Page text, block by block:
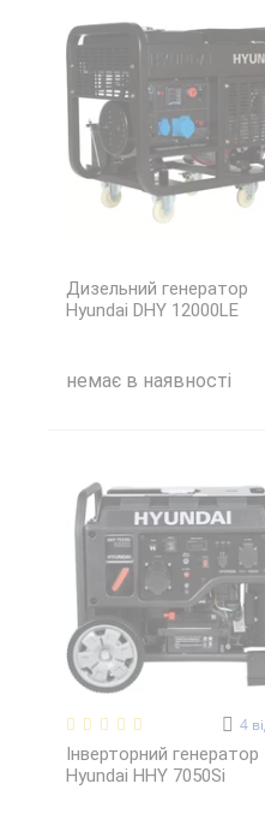
Дизельний генератор
Hyundai DHY 12000LE
немає в наявності
4
Інверторний генератор
Hyundai HHY 7050Si